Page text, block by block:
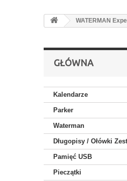
WATERMAN
GŁÓWNA
Kalendarze
Parker
Waterman
Długopisy / Ołówki
Pamięć USB
Pieczątki